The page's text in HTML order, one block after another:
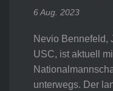
6 Aug. 2023
Nevio Bennefeld,
USC, ist aktuell
unterwegs. Der